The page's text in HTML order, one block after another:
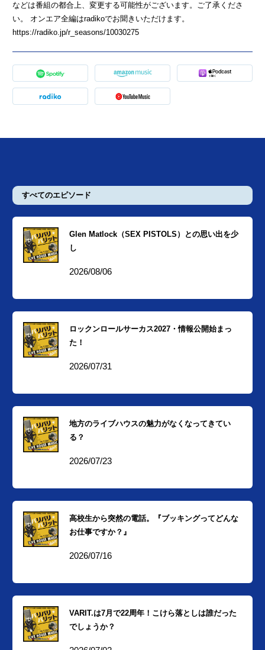
などは番組の都合上、変更する可能性がございます。ご了承くださ
い。 オンエア全編はradikoでお聞きいただけます。
https://radiko.jp/r_seasons/10030275
すべてのエピソード
Glen Matlock（SEX PISTOLS）との思い出を少
し
2026/08/06
ロックンロールサーカス2027・情報公開始まっ
た！
2026/07/31
地方のライブハウスの魅力がなくなってきてい
る？
2026/07/23
高校生から突然の電話。『ブッキングってどんな
お仕事ですか？』
2026/07/16
VARIT.は7月で22周年！こけら落としは誰だった
でしょうか？